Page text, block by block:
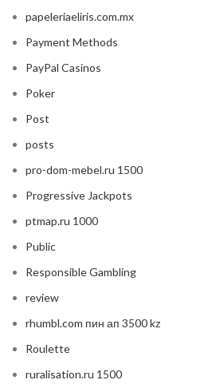
papeleriaeliris.com.mx
Payment Methods
PayPal Casinos
Poker
Post
posts
pro-dom-mebel.ru 1500
Progressive Jackpots
ptmap.ru 1000
Public
Responsible Gambling
review
rhumbl.com пин ап 3500 kz
Roulette
ruralisation.ru 1500